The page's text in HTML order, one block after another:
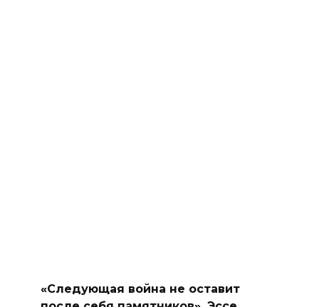
«Следующая война не оставит